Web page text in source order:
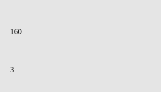
160
3